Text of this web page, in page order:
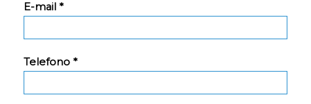
E-mail *
Telefono *